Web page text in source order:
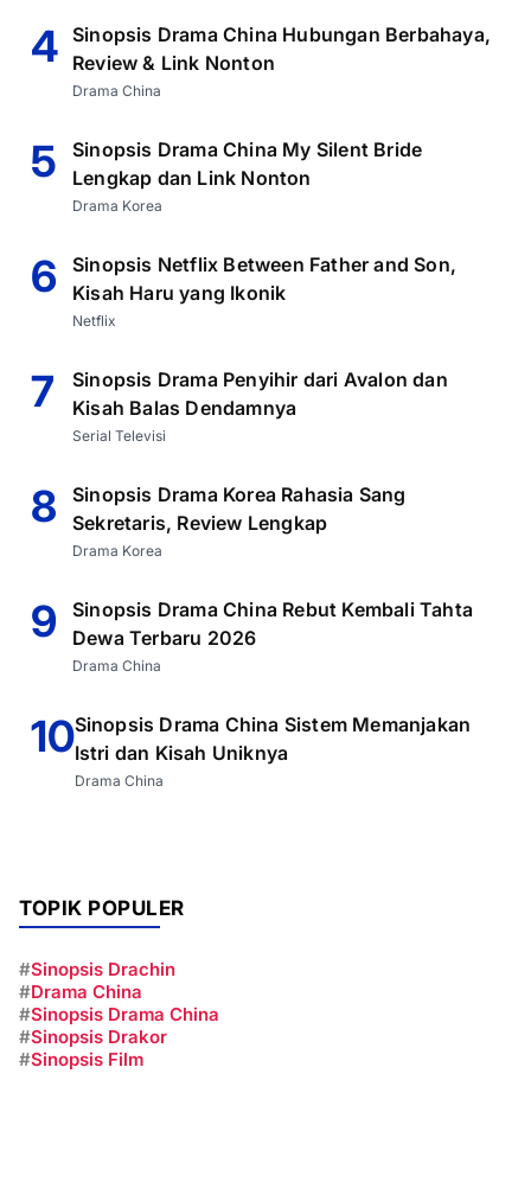
4 Sinopsis Drama China Hubungan Berbahaya,
Review & Link Nonton
Drama China
5
Sinopsis Drama China My Silent Bride
Lengkap dan Link Nonton
Drama Korea
6
Sinopsis Netflix Between Father and Son,
Kisah Haru yang Ikonik
Netflix
7
Sinopsis Drama Penyihir dari Avalon dan
Kisah Balas Dendamnya
Serial Televisi
8
Sinopsis Drama Korea Rahasia Sang
Sekretaris, Review Lengkap
Drama Korea
9
Sinopsis Drama China Rebut Kembali Tahta
Dewa Terbaru 2026
Drama China
10Sinopsis Drama China Sistem Memanjakan
Istri dan Kisah Uniknya
Drama China
TOPIK POPULER
#Sinopsis Drachin
#Drama China
#Sinopsis Drama China
#Sinopsis Drakor
#Sinopsis Film